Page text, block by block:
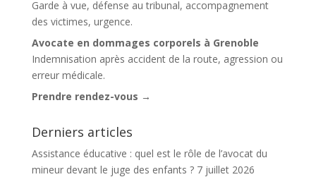
Garde à vue, défense au tribunal, accompagnement
des victimes, urgence.
Avocate en dommages corporels à Grenoble
Indemnisation après accident de la route, agression ou
erreur médicale.
Prendre rendez-vous →
Derniers articles
Assistance éducative : quel est le rôle de l’avocat du
mineur devant le juge des enfants ? 7 juillet 2026